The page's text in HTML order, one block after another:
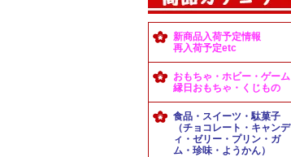
新商品入荷予定情報
再入荷予定etc
おもちゃ・ホビー・ゲーム
縁日おもちゃ・くじもの
食品・スイーツ・駄菓子
（チョコレート・キャンデ
ィ・ゼリー・プリン・ガ
ム・珍味・ようかん）